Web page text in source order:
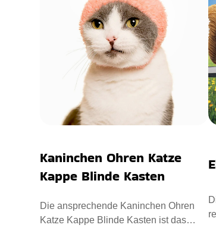
Kaninchen Ohren Katze
Kappe Blinde Kasten
Die ansprechende Kaninchen Ohren
Katze Kappe Blinde Kasten ist das